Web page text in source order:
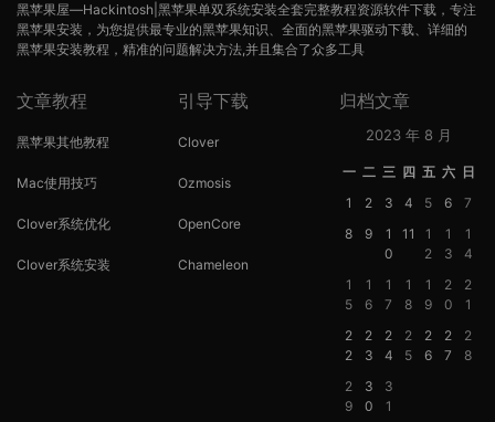
黑苹果屋—Hackintosh|黑苹果单双系统安装全套完整教程资源软件下载，专注
黑苹果安装，为您提供最专业的黑苹果知识、全面的黑苹果驱动下载、详细的
黑苹果安装教程，精准的问题解决方法,并且集合了众多工具
文章教程
黑苹果其他教程
Mac使用技巧
Clover系统优化
Clover系统安装
引导下载
Clover
Ozmosis
OpenCore
Chameleon
归档文章
2023 年 8 月
一 二 三 四 五 六 日
1
2 3 4 5 6
7
8
9
1
0
11
1
2
1
3
1
4
1
5
1
6
1
7
1
8
1
9
2
0
2
1
2
2
2
3
2
4
2
5
2
6
2
7
2
8
2
9
3
0
3
1